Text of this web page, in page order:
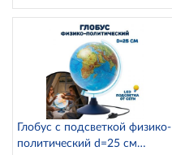
Глобус с подсветкой физико-
политический d=25 см